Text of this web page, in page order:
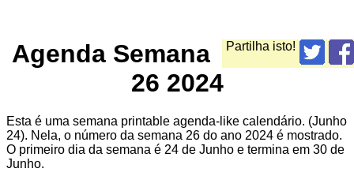
Partilha isto!
Agenda Semana
26 2024
Esta é uma semana printable agenda-like calendário. (Junho
24). Nela, o número da semana 26 do ano 2024 é mostrado.
O primeiro dia da semana é 24 de Junho e termina em 30 de
Junho.